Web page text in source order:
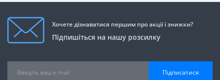
Хочете дізнаватися першим про акції і знижки?
Підпишіться на нашу розсилку
Підписатися